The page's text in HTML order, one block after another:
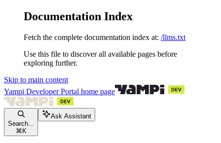
Documentation Index
Fetch the complete documentation index at: /llms.txt
Use this file to discover all available pages before
exploring further.
Skip to main content
Yampi Developer Portal home page
Search...
⌘ K
Ask Assistant